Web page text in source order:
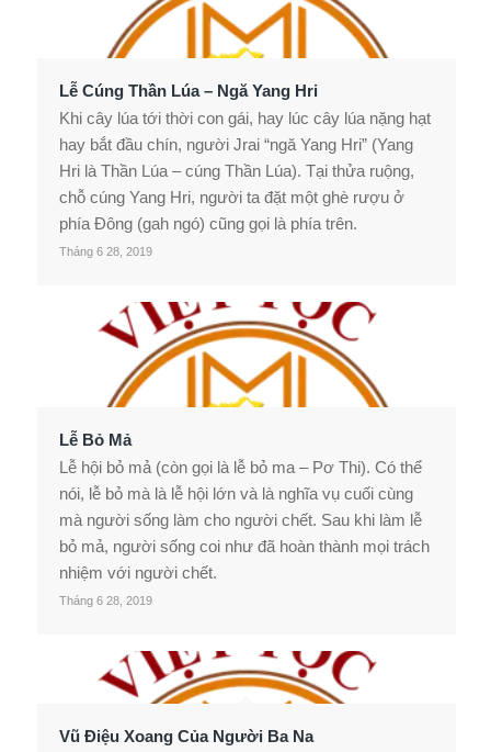
Lễ Cúng Thần Lúa – Ngă Yang Hri
Khi cây lúa tới thời con gái, hay lúc cây lúa nặng hạt
hay bắt đầu chín, người Jrai “ngă Yang Hri” (Yang
Hri là Thần Lúa – cúng Thần Lúa). Tại thửa ruộng,
chỗ cúng Yang Hri, người ta đặt một ghè rượu ở
phía Đông (gah ngó) cũng gọi là phía trên.
Tháng 6 28, 2019
Lễ Bỏ Mả
Lễ hội bỏ mả (còn gọi là lễ bỏ ma – Pơ Thi). Có thể
nói, lễ bỏ mà là lễ hội lớn và là nghĩa vụ cuối cùng
mà người sống làm cho người chết. Sau khi làm lễ
bỏ mả, người sống coi như đã hoàn thành mọi trách
nhiệm với người chết.
Tháng 6 28, 2019
Vũ Điệu Xoang Của Người Ba Na